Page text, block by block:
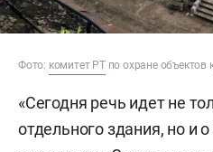
Фото: комитет РТпо охране объектов
«Сегодня речь идет не
отдельного здания, но и